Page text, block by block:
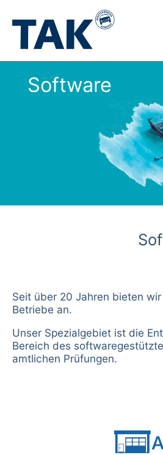
Software
Seit über 20 Jahren bieten
Betriebe an.
Unser Spezialgebiet ist die
Bereich des
amtlichen Prüfungen.